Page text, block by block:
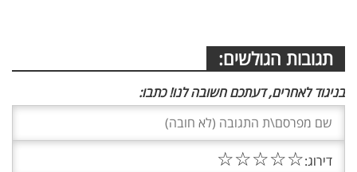
תגובות הגולשים:
בניגוד לאחרים, דעתכם חשובה לנו! כתבו:
דירוג:☆
☆
☆
☆
☆